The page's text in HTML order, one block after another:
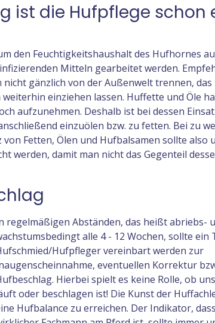
ist die Hufpflege schon
den Feuchtigkeitshaushalt des Hufhornes
Mitteln gearbeitet werden.
gänzlich von der Außenwelt trennen, das
einziehen lassen. Huffette und Öle
aufzunehmen. Deshalb ist bei dessen
einzuölen bzw. zu fetten. Bei zu
Fetten, Ölen und Hufbalsamen sollte also
werden, damit man nicht das Gegenteil
regelmäßigen Abständen, das heißt abriebs-
alle 4 - 12 Wochen, sollte ein
Hufpfleger vereinbart werden zur
eventuellen Korrektur
Hierbei spielt es keine Rolle, ob
oder beschlagen ist! Die Kunst der
Hufbalance zu erreichen. Der Indikator,